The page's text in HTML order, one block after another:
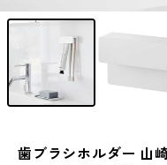
歯ブラシホルダー 山